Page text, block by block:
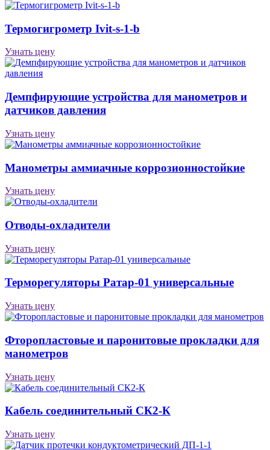
Термогигрометр Ivit-s-1-b
Узнать цену
Демпфирующие устройства для манометров и
датчиков давления
Узнать цену
Манометры аммиачные коррозионностойкие
Узнать цену
Отводы-охладители
Узнать цену
Терморегуляторы Ратар-01 универсальные
Узнать цену
Фторопластовые и паронитовые прокладки для
манометров
Узнать цену
Кабель соединительный СК2-К
Узнать цену